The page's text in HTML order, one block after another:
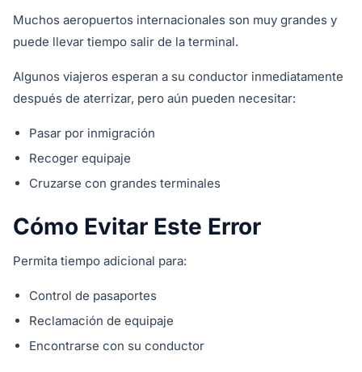
Muchos aeropuertos internacionales son muy grandes y
puede llevar tiempo salir de la terminal.
Algunos viajeros esperan a su conductor inmediatamente
después de aterrizar, pero aún pueden necesitar:
Pasar por inmigración
Recoger equipaje
Cruzarse con grandes terminales
Cómo Evitar Este Error
Permita tiempo adicional para:
Control de pasaportes
Reclamación de equipaje
Encontrarse con su conductor